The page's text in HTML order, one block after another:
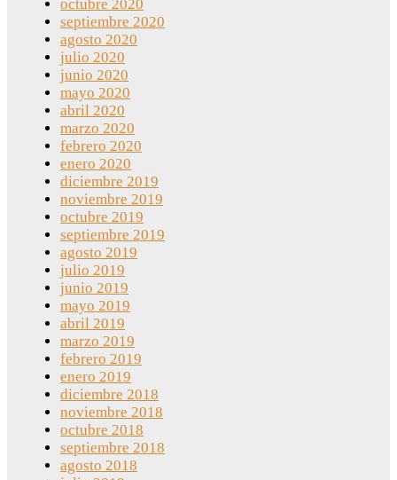
octubre 2020
septiembre 2020
agosto 2020
julio 2020
junio 2020
mayo 2020
abril 2020
marzo 2020
febrero 2020
enero 2020
diciembre 2019
noviembre 2019
octubre 2019
septiembre 2019
agosto 2019
julio 2019
junio 2019
mayo 2019
abril 2019
marzo 2019
febrero 2019
enero 2019
diciembre 2018
noviembre 2018
octubre 2018
septiembre 2018
agosto 2018